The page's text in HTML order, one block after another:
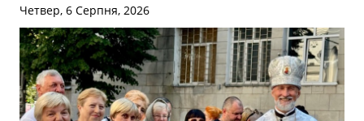
Четвер, 6 Серпня, 2026